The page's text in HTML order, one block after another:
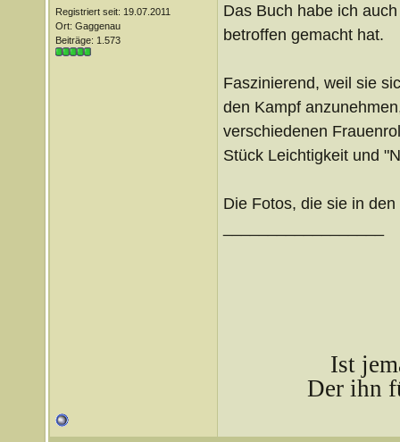
Registriert seit: 19.07.2011
Ort: Gaggenau
Beiträge: 1.573
Das Buch habe ich
betroffen gemacht hat.
Faszinierend, weil sie
den Kampf
verschiedenen
Stück Leichtigkeit und
Die Fotos, die sie in
Ist
Der ihn